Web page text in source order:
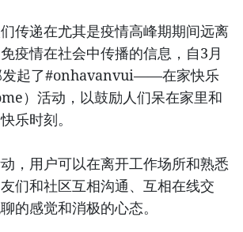
传递在尤其是疫情高峰期期间远离
疫情在社会中传播的信息，自3月
发起了#onhavanvui——在家快乐
）活动，以鼓励人们呆在家里和
乐时刻。
，用户可以在离开工作场所和熟悉
们和社区互相沟通、互相在线交
的感觉和消极的心态。